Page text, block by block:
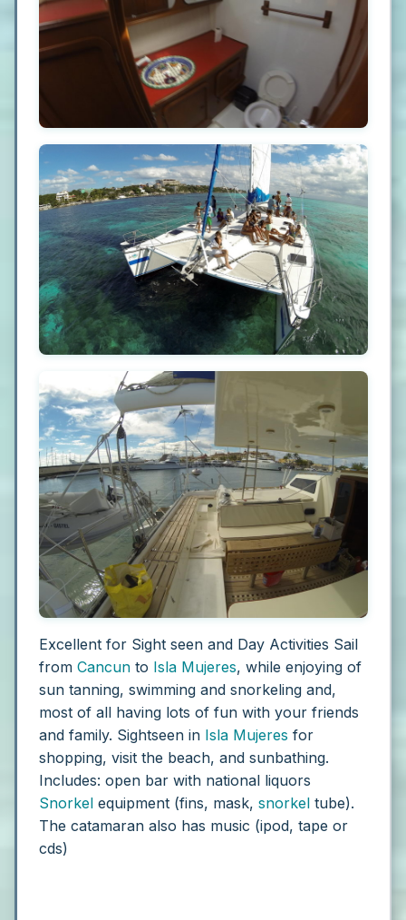
Excellent for Sight seen and Day Activities Sail
from Cancun to Isla Mujeres, while enjoying of
sun tanning, swimming and snorkeling and,
most of all having lots of fun with your friends
and family. Sightseen in Isla Mujeres for
shopping, visit the beach, and sunbathing.
Includes: open bar with national liquors
Snorkel equipment (fins, mask, snorkel tube).
The catamaran also has music (ipod, tape or
cds)